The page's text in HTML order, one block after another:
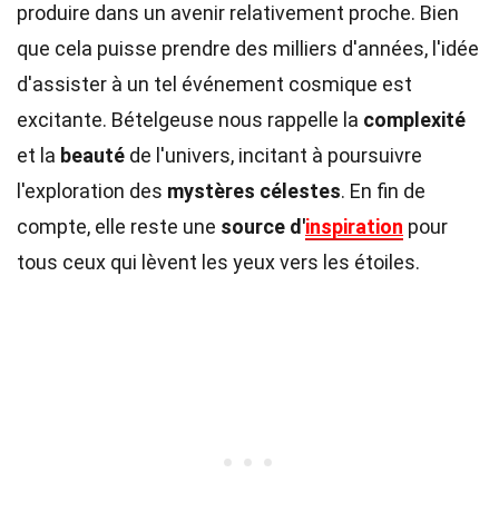
produire dans un avenir relativement proche. Bien
que cela puisse prendre des milliers d'années, l'idée
d'assister à un tel événement cosmique est
excitante. Bételgeuse nous rappelle la complexité
et la beauté de l'univers, incitant à poursuivre
l'exploration des mystères célestes. En fin de
compte, elle reste une source d'inspiration pour
tous ceux qui lèvent les yeux vers les étoiles.